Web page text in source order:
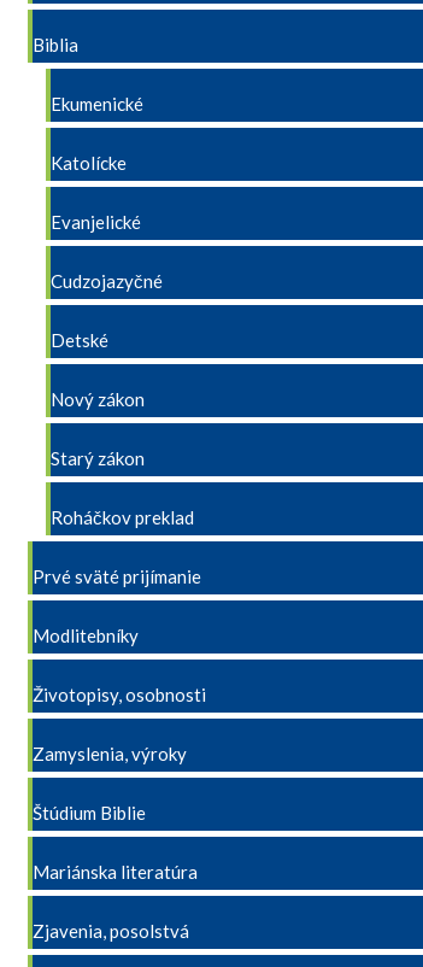
Biblia
Ekumenické
Katolícke
Evanjelické
Cudzojazyčné
Detské
Nový zákon
Starý zákon
Roháčkov preklad
Prvé sväté prijímanie
Modlitebníky
Životopisy, osobnosti
Zamyslenia, výroky
Štúdium Biblie
Mariánska literatúra
Zjavenia, posolstvá